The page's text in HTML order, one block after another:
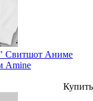
Свитшот Аниме
Amine
Купить